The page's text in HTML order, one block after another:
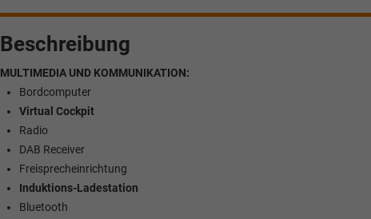
Beschreibung
MULTIMEDIA UND KOMMUNIKATION:
Bordcomputer
Virtual Cockpit
Radio
DAB Receiver
Freisprecheinrichtung
Induktions-Ladestation
Bluetooth